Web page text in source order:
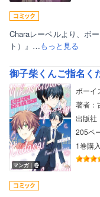
Charaレーベルより、ボ
ト）』…もっと見る
御子柴くんご指名く
マンガ｜巻
ボーイ
著者：
出版社
205ペ
1巻購